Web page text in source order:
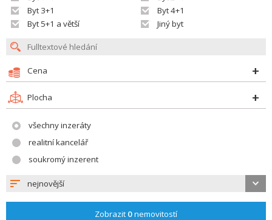
Byt 3+1
Byt 4+1
Byt 5+1 a větší
Jiný byt
Cena
Plocha
všechny inzeráty
realitní kancelář
soukromý inzerent
nejnovější
Zobrazit 0nemovitostí